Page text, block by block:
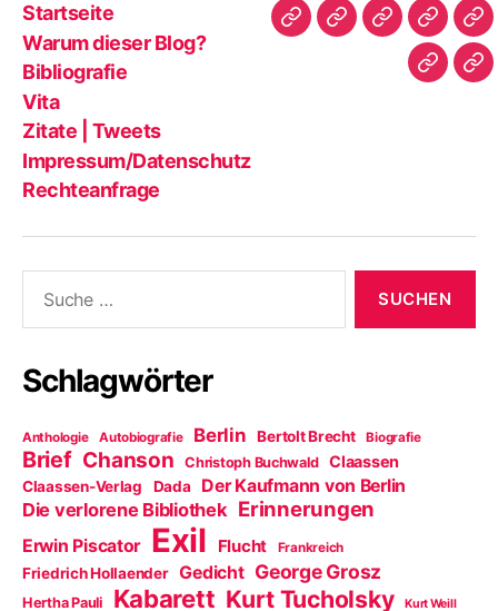
Startseite
Warum dieser Blog?
Bibliografie
Vita
Zitate | Tweets
Impressum/Datenschutz
Rechteanfrage
Startseite
WarumBibliografie
Vita
|
nach:
Schlagwörter
Anthologie Autobiografie Berlin Bertolt Brecht Biografie
Brief Chanson Christoph Buchwald Claassen
Claassen-Verlag Dada Der Kaufmann von Berlin
Die verlorene Bibliothek Erinnerungen
Erwin Piscator Exil Flucht Frankreich
Friedrich Hollaender Gedicht George Grosz
Hertha Pauli Kabarett Kurt Tucholsky Kurt Weill